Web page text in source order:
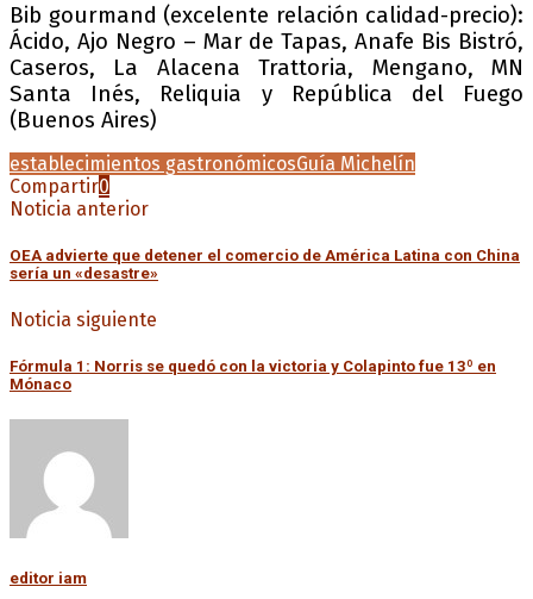
Bib gourmand (excelente relación calidad-precio):
Ácido, Ajo Negro – Mar de Tapas, Anafe Bis Bistró,
Caseros, La Alacena Trattoria, Mengano, MN
Santa Inés, Reliquia y República del Fuego
(Buenos Aires)
establecimientos gastronómicosGuía Michelín
Compartir0
Noticia anterior
OEA advierte que detener el comercio de América Latina con China
sería un «desastre»
Noticia siguiente
Fórmula 1: Norris se quedó con la victoria y Colapinto fue 13º en
Mónaco
editor iam